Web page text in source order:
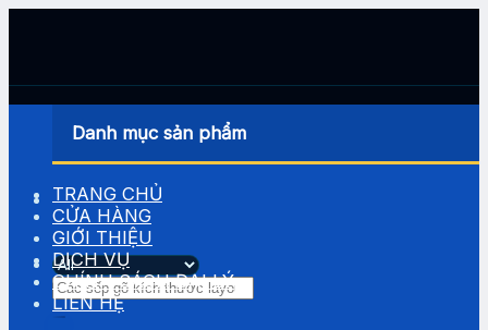
Tìm
kiếm:
Danh mục sản phẩm
TRANG CHỦ
CỬA HÀNG
GIỚI THIỆU
DỊCH VỤ
CHÍNH SÁCH ĐẠI LÝ
LIÊN HỆ